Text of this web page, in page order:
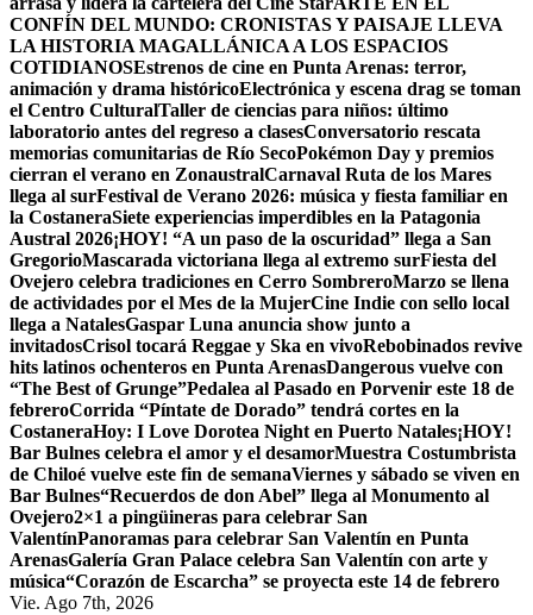
CONFÍN DEL MUNDO: CRONISTAS Y PAISAJE LLEVA
LA HISTORIA MAGALLÁNICA A LOS ESPACIOS
COTIDIANOSEstrenos de cine en Punta Arenas: terror,
animación y drama históricoElectrónica y escena drag se toman
el Centro CulturalTaller de ciencias para niños: último
laboratorio antes del regreso a clasesConversatorio rescata
memorias comunitarias de Río SecoPokémon Day y premios
cierran el verano en ZonaustralCarnaval Ruta de los Mares
llega al surFestival de Verano 2026: música y fiesta familiar en
la CostaneraSiete experiencias imperdibles en la Patagonia
Austral 2026¡HOY! “A un paso de la oscuridad” llega a San
GregorioMascarada victoriana llega al extremo surFiesta del
Ovejero celebra tradiciones en Cerro SombreroMarzo se llena
de actividades por el Mes de la MujerCine Indie con sello local
llega a NatalesGaspar Luna anuncia show junto a
invitadosCrisol tocará Reggae y Ska en vivoRebobinados revive
hits latinos ochenteros en Punta ArenasDangerous vuelve con
“The Best of Grunge”Pedalea al Pasado en Porvenir este 18 de
febreroCorrida “Píntate de Dorado” tendrá cortes en la
CostaneraHoy: I Love Dorotea Night en Puerto Natales¡HOY!
Bar Bulnes celebra el amor y el desamorMuestra Costumbrista
de Chiloé vuelve este fin de semanaViernes y sábado se viven en
Bar Bulnes“Recuerdos de don Abel” llega al Monumento al
Ovejero2×1 a pingüineras para celebrar San
ValentínPanoramas para celebrar San Valentín en Punta
ArenasGalería Gran Palace celebra San Valentín con arte y
música“Corazón de Escarcha” se proyecta este 14 de febrero
Vie. Ago 7th, 2026